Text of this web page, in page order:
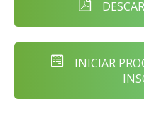
INICIAR